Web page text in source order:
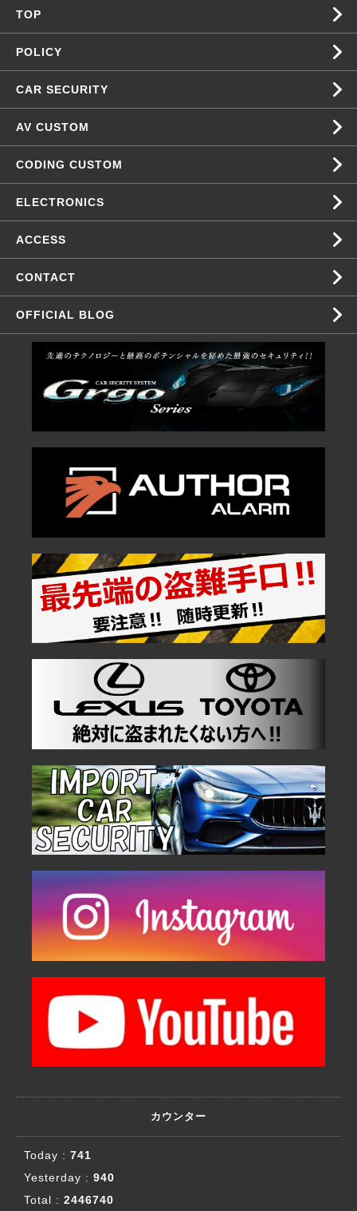
TOP
POLICY
CAR SECURITY
AV CUSTOM
CODING CUSTOM
ELECTRONICS
ACCESS
CONTACT
OFFICIAL BLOG
カウンター
Today : 741
Yesterday : 940
Total : 2446740